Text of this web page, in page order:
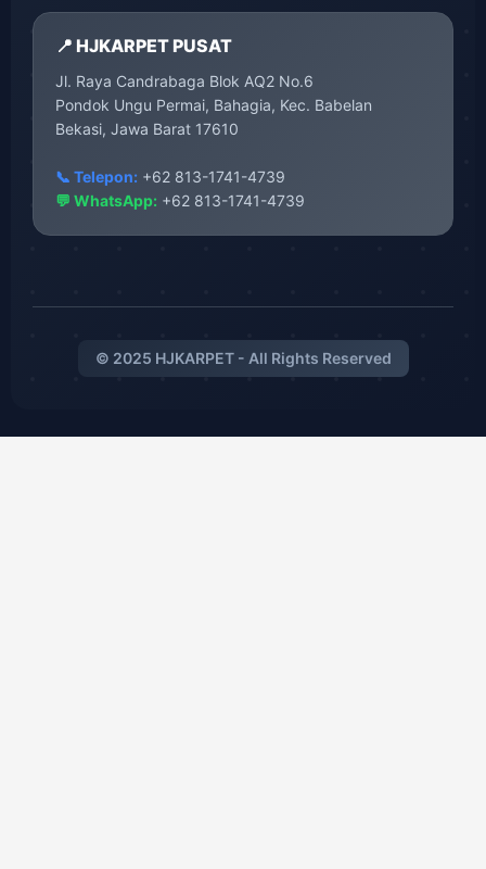
📍 HJKARPET PUSAT
Jl. Raya Candrabaga Blok AQ2 No.6
Pondok Ungu Permai, Bahagia, Kec. Babelan
Bekasi, Jawa Barat 17610
📞 Telepon: +62 813-1741-4739
💬 WhatsApp: +62 813-1741-4739
© 2025 HJKARPET - All Rights Reserved